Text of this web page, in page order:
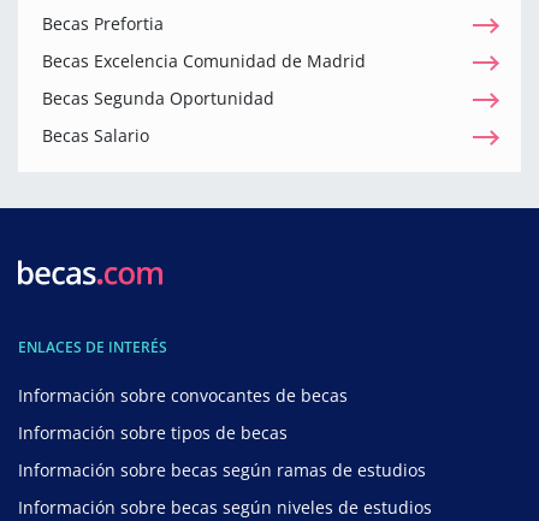
Becas Prefortia
Becas Excelencia Comunidad de Madrid
Becas Segunda Oportunidad
Becas Salario
ENLACES DE INTERÉS
Información sobre convocantes de becas
Información sobre tipos de becas
Información sobre becas según ramas de estudios
Información sobre becas según niveles de estudios